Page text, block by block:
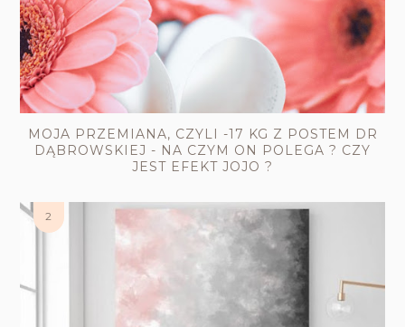
MOJA PRZEMIANA, CZYLI -17 KG Z POSTEM DR
DĄBROWSKIEJ - NA CZYM ON POLEGA ? CZY
JEST EFEKT JOJO ?